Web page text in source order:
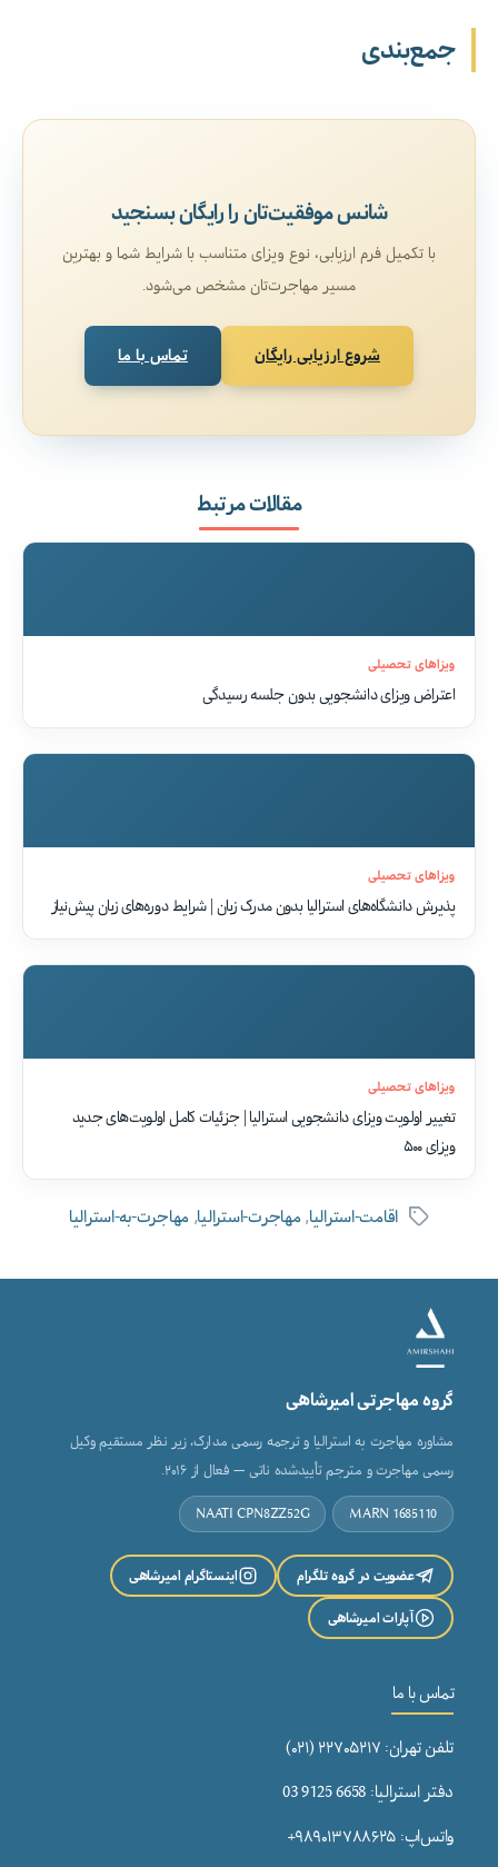
جمع‌بندی
شانس موفقیت‌تان را رایگان بسنجید
با تکمیل فرم ارزیابی، نوع ویزای متناسب با شرایط شما و بهترین
مسیر مهاجرت‌تان مشخص می‌شود.
شروع ارزیابی رایگان تماس با ما
مقالات مرتبط
ویزاهای تحصیلی
اعتراض ویزای دانشجویی بدون جلسه رسیدگی
ویزاهای تحصیلی
پذیرش دانشگاه‌های استرالیا بدون مدرک زبان | شرایط دوره‌های زبان پیش‌نیاز
ویزاهای تحصیلی
تغییر اولویت ویزای دانشجویی استرالیا | جزئیات کامل اولویت‌های جدید
ویزای ۵۰۰
برچسب‌ها
اقامت-استرالیا,مهاجرت-استراليا, مهاجرت-به-استرالیا
گروه مهاجرتی امیرشاهی
مشاوره مهاجرت به استرالیا و ترجمه رسمی مدارک، زیر نظر مستقیم وکیل
رسمی مهاجرت و مترجم تأییدشده ناتی — فعال از ۲۰۱۶.
MARN 1685110
NAATI CPN8ZZ52G
عضویت در گروه تلگرام اینستاگرام امیرشاهی
آپارات امیرشاهی
تماس با ما
تلفن تهران: ۲۲۷۰۵۲۱۷ (۰۲۱)
دفتر استرالیا: 6658 9125 03
واتس‌اپ: ۹۸۹۰۱۳۷۸۸۶۲۵+